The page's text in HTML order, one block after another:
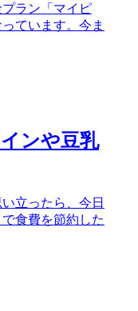
ラン「マイピ
ています。今ま
ンや豆乳
立ったら、今日
食費を節約した